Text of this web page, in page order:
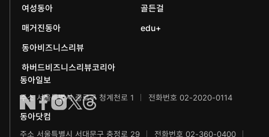
어린이과학동아
수학동아
어린이수학동아
동아뮤지컬콩쿠르
동아무용콩쿠르
동아주니어음악콩쿠르
동아주니어국악콩쿠르
동아마라톤
신문박물관
화정평화재단
하서학술재단
여성동아
골든걸
매거진동아
edu+
동아비즈니스리뷰
하버드비즈니스리뷰코리아
동아일보
주소 서울특별시 종로구 청계천로 1 전화번호 02-2020-0114
동아닷컴
주소 서울특별시 서대문구 충정로 29 전화번호 02-360-0400